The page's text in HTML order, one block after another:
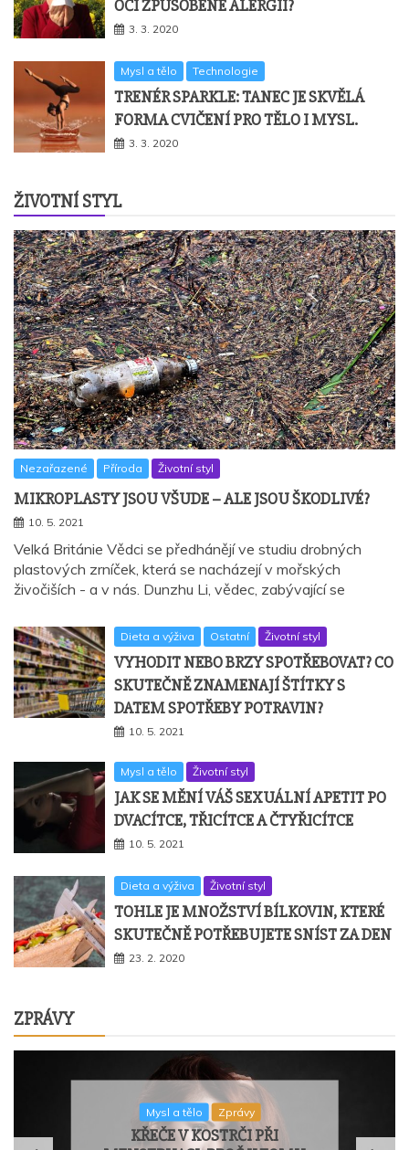
OČI ZPŮSOBENÉ ALERGIÍ?
3. 3. 2020
Mysl a tělo Technologie
TRENÉR SPARKLE: TANEC JE SKVĚLÁ
FORMA CVIČENÍ PRO TĚLO I MYSL.
3. 3. 2020
ŽIVOTNÍ STYL
Nezařazené Příroda Životní styl
MIKROPLASTY JSOU VŠUDE – ALE JSOU ŠKODLIVÉ?
10. 5. 2021
Velká Británie Vědci se předhánějí ve studiu drobných
plastových zrníček, která se nacházejí v mořských
živočiších - a v nás. Dunzhu Li, vědec, zabývající se
Dieta a výživa Ostatní Životní styl
VYHODIT NEBO BRZY SPOTŘEBOVAT? CO
SKUTEČNĚ ZNAMENAJÍ ŠTÍTKY S
DATEM SPOTŘEBY POTRAVIN?
10. 5. 2021
Mysl a tělo Životní styl
JAK SE MĚNÍ VÁŠ SEXUÁLNÍ APETIT PO
DVACÍTCE, TŘICÍTCE A ČTYŘICÍTCE
10. 5. 2021
Dieta a výživa Životní styl
TOHLE JE MNOŽSTVÍ BÍLKOVIN, KTERÉ
SKUTEČNĚ POTŘEBUJETE SNÍST ZA DEN
23. 2. 2020
ZPRÁVY
Dieta a výživa Zprávy
NÁSTROJ CLUE SE UKAZUJE
JAKO SPOLEHLIVÝ A
PLATNÝ NÁSTROJ PRO